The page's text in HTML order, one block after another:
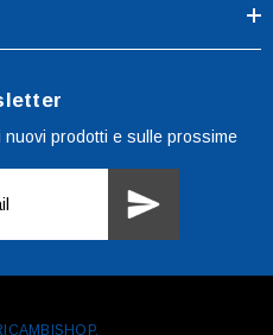
nuovi prodotti e sulle prossime